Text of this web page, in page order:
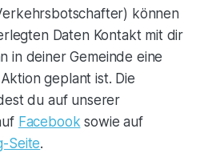
können
Daten Kontakt mit dir
in deiner Gemeinde eine
geplant ist. Die
du auf unserer
Facebook sowie auf
Seite.